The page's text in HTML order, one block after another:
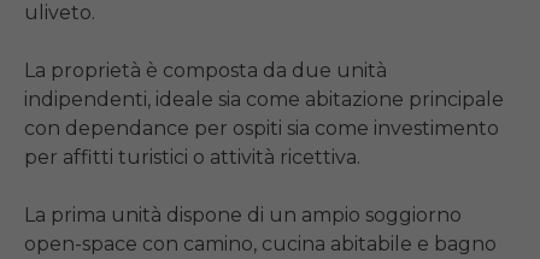
uliveto.
La proprietà è composta da due unità
indipendenti, ideale sia come abitazione principale
con dependance per ospiti sia come investimento
per affitti turistici o attività ricettiva.
La prima unità dispone di un ampio soggiorno
open-space con camino, cucina abitabile e bagno